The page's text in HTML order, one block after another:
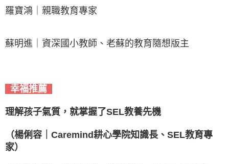
羅寶鴻｜親職教育專家
蘇明進｜資深國小教師、老蘇的教育隨想版主
幸福推薦
理解孩子氣質，就掌握了SEL教養先機
（楊俐容｜Caremind耕心學院知識長、SEL教育專
家）